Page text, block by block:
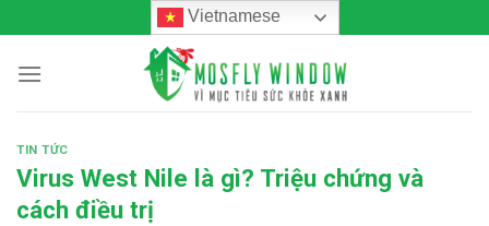
to
content
Vietnamese
TIN TỨC
Virus West Nile là gì? Triệu chứng và
cách điều trị